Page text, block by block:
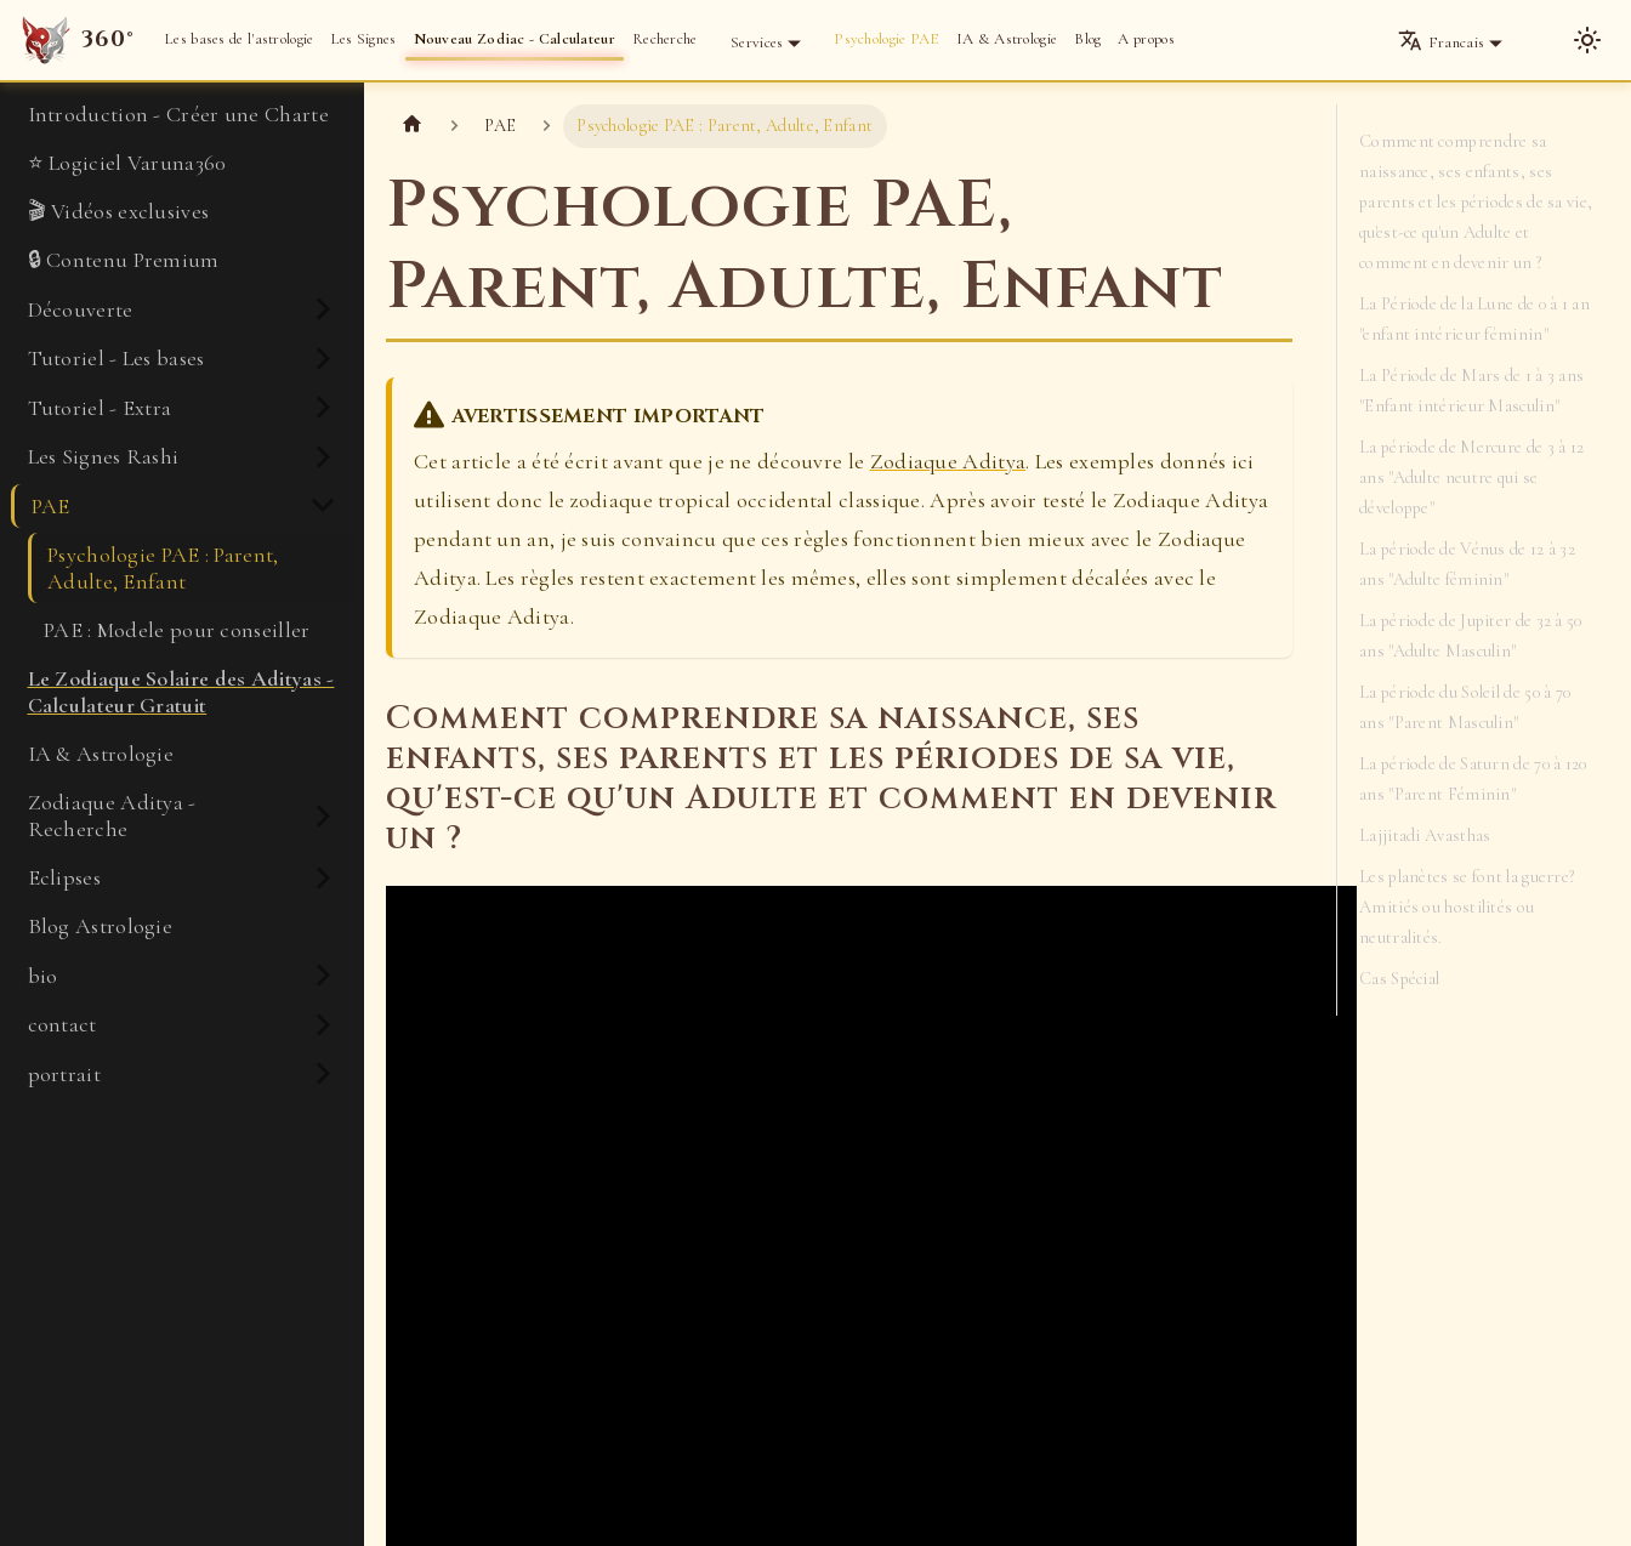
360° Les bases de l'astrologie Les Signes Nouveau Zodiac - Calculateur Recherche Services Psychologie PAE IA & Astrologie Blog A propos Francais
Introduction - Créer une Charte
⭐ Logiciel Varuna360
🎬 Vidéos exclusives
🔒 Contenu Premium
Découverte
Tutoriel - Les bases
Tutoriel - Extra
Les Signes Rashi
PAE
Psychologie PAE : Parent,
Adulte, Enfant
PAE : Modele pour conseiller
Le Zodiaque Solaire des Adityas -
Calculateur Gratuit
IA & Astrologie
Zodiaque Aditya -
Recherche
Eclipses
Blog Astrologie
bio
contact
portrait
PAE Psychologie PAE : Parent, Adulte, Enfant
Psychologie PAE,
Parent, Adulte, Enfant
AVERTISSEMENT IMPORTANT
Cet article a été écrit avant que je ne découvre le Zodiaque Aditya. Les exemples donnés ici
utilisent donc le zodiaque tropical occidental classique. Après avoir testé le Zodiaque Aditya
pendant un an, je suis convaincu que ces règles fonctionnent bien mieux avec le Zodiaque
Aditya. Les règles restent exactement les mêmes, elles sont simplement décalées avec le
Zodiaque Aditya.
Comment comprendre sa naissance, ses
enfants, ses parents et les périodes de sa vie,
qu'est-ce qu'un Adulte et comment en devenir
un ?
Comment comprendre sa
naissance, ses enfants, ses
parents et les périodes de sa vie,
qu'est-ce qu'un Adulte et
comment en devenir un ?
La Période de la Lune de 0 à 1 an
"enfant intérieur féminin"
La Période de Mars de 1 à 3 ans
"Enfant intérieur Masculin"
La période de Mercure de 3 à 12
ans "Adulte neutre qui se
développe"
La période de Vénus de 12 à 32
ans "Adulte féminin"
La période de Jupiter de 32 à 50
ans "Adulte Masculin"
La période du Soleil de 50 à 70
ans "Parent Masculin"
La période de Saturn de 70 à 120
ans "Parent Féminin"
Lajjitadi Avasthas
Les planètes se font la guerre?
Amitiés ou hostilités ou
neutralités.
Cas Spécial